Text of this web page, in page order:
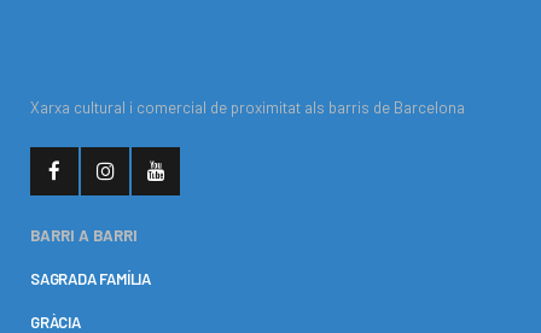
Xarxa cultural i comercial de proximitat als barris de Barcelona
BARRI A BARRI
SAGRADA FAMÍLIA
GRÀCIA